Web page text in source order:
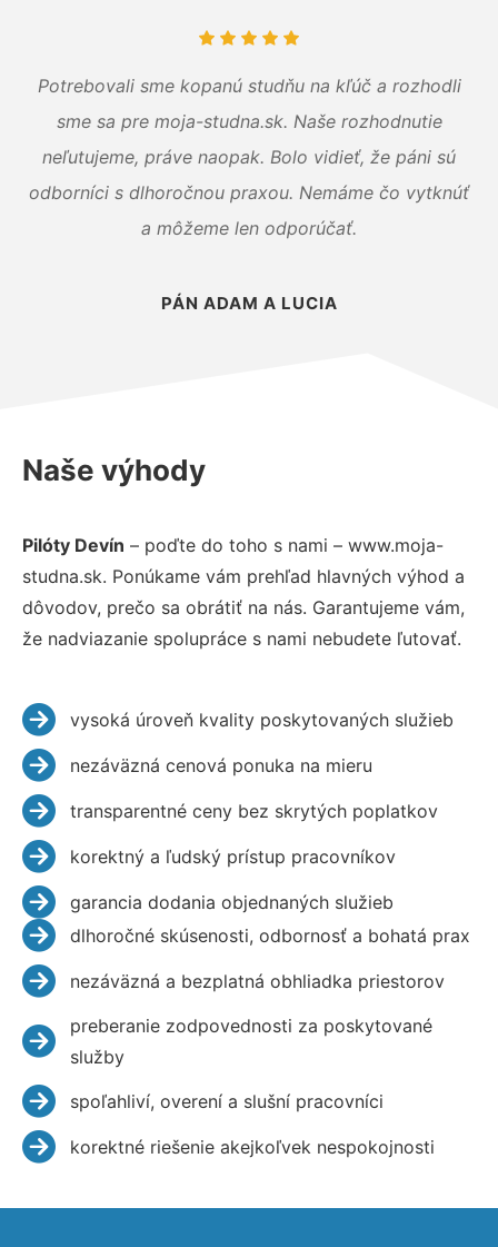
Potrebovali sme kopanú studňu na kľúč a rozhodli
sme sa pre moja-studna.sk. Naše rozhodnutie
neľutujeme, práve naopak. Bolo vidieť, že páni sú
odborníci s dlhoročnou praxou. Nemáme čo vytknúť
a môžeme len odporúčať.
PÁN ADAM A LUCIA
Naše výhody
Pilóty Devín – poďte do toho s nami – www.moja-
studna.sk. Ponúkame vám prehľad hlavných výhod a
dôvodov, prečo sa obrátiť na nás. Garantujeme vám,
že nadviazanie spolupráce s nami nebudete ľutovať.
vysoká úroveň kvality poskytovaných služieb
nezáväzná cenová ponuka na mieru
transparentné ceny bez skrytých poplatkov
korektný a ľudský prístup pracovníkov
garancia dodania objednaných služieb
dlhoročné skúsenosti, odbornosť a bohatá prax
nezáväzná a bezplatná obhliadka priestorov
preberanie zodpovednosti za poskytované
služby
spoľahliví, overení a slušní pracovníci
korektné riešenie akejkoľvek nespokojnosti